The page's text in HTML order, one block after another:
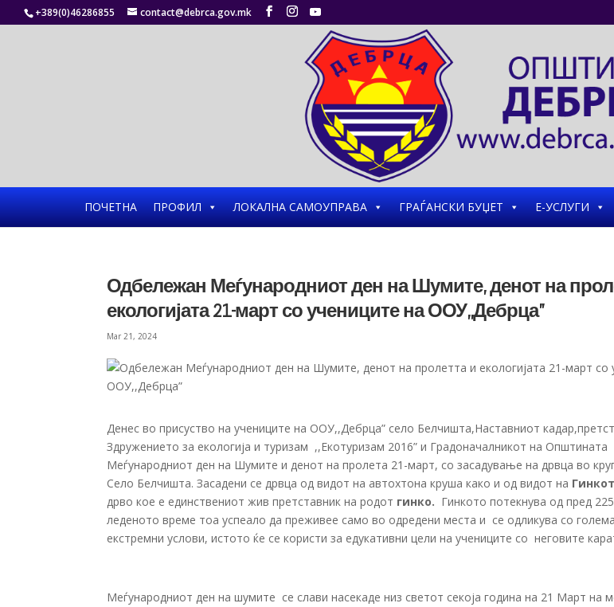
+389(0)46286855 contact@debrca.gov.mk
ПОЧЕТНА ПРОФИЛ ЛОКАЛНА САМОУПРАВА ГРАЃАНСКИ БУЏЕТ Е-УСЛУГИ
Одбележан Меѓународниот ден на Шумите, денот на
екологијата 21-март со учениците на ООУ,,Дебрца”
Mar 21, 2024
Денес во присуство на учениците на ООУ,,Дебрца” село Белчишта,Наставниот
Здружението за екологија и туризам ,,Екотуризам 2016” и Градоначалникот на
Меѓународниот ден на Шумите и денот на пролета 21-март, со засадување на дрвца во
Село Белчишта. Засадени се дрвца од видот на автохтона круша како и од видот на
дрво кое е единствениот жив претставник на родот гинко. Гинкото потекнува од пред
леденото време тоа успеало да преживее само во одредени места и се одликува со
екстремни услови, истото ќе се користи за едукативни цели на учениците со неговите
Меѓународниот ден на шумите се слави насекаде низ светот секоја година на 21 Март на